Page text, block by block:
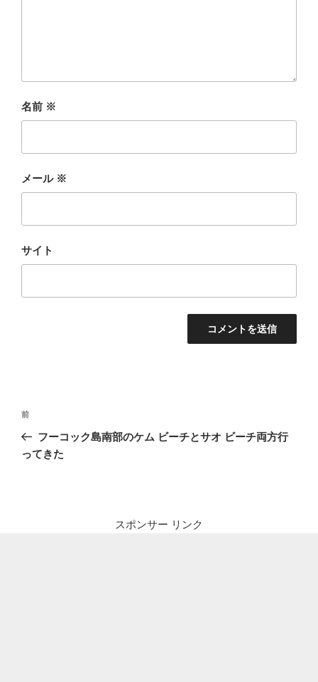
名前 ※
メール ※
サイト
投
前
の
前
フーコック島南部のケム ビーチとサオ ビーチ両方行
ってきた
スポンサー リンク